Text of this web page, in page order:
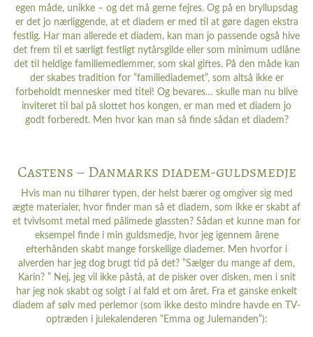
egen måde, unikke – og det må gerne fejres. Og på en bryllupsdag
er det jo nærliggende, at et diadem er med til at gøre dagen ekstra
festlig. Har man allerede et diadem, kan man jo passende også hive
det frem til et særligt festligt nytårsgilde eller som minimum udlåne
det til heldige familiemedlemmer, som skal giftes. På den måde kan
der skabes tradition for ”familiediademet”, som altså ikke er
forbeholdt mennesker med titel! Og bevares… skulle man nu blive
inviteret til bal på slottet hos kongen, er man med et diadem jo
godt forberedt. Men hvor kan man så finde sådan et diadem?
Castens – Danmarks diadem-guldsmedje
Hvis man nu tilhører typen, der helst bærer og omgiver sig med
ægte materialer, hvor finder man så et diadem, som ikke er skabt af
et tvivlsomt metal med pålimede glassten? Sådan et kunne man for
eksempel finde i min guldsmedje, hvor jeg igennem årene
efterhånden skabt mange forskellige diademer. Men hvorfor i
alverden har jeg dog brugt tid på det? ”Sælger du mange af dem,
Karin? ” Nej, jeg vil ikke påstå, at de pisker over disken, men i snit
har jeg nok skabt og solgt i al fald et om året. Fra et ganske enkelt
diadem af sølv med perlemor (som ikke desto mindre havde en TV-
optræden i julekalenderen “Emma og Julemanden”):